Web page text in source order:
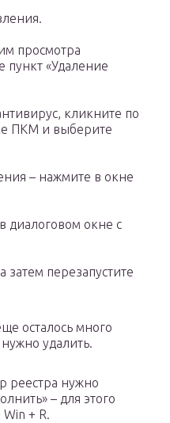
просмотра
пункт «Удаление
кликните по
ПКМ и выберите
– нажмите в окне
диалоговом окне с
перезапустите
осталось много
удалить.
реестра нужно
– для этого
+ R.